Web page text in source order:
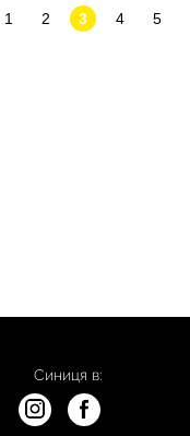
1 2 3 4 5
Синиця в: